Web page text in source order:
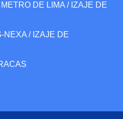
DE LIMA / IZAJE DE
NEXA / IZAJE DE